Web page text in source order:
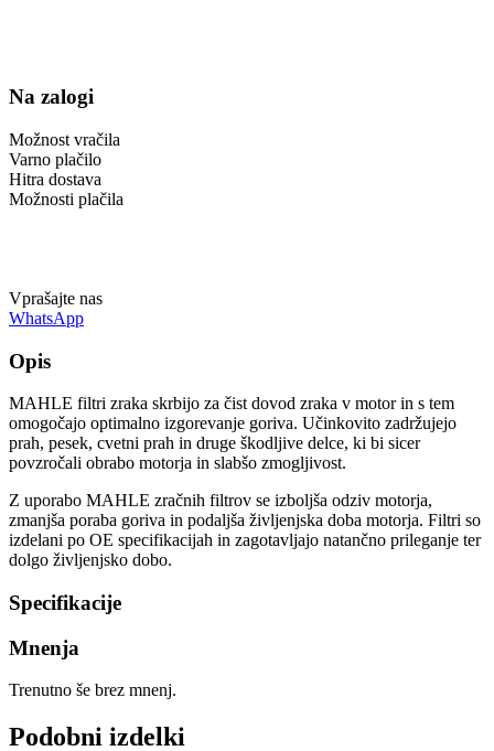
Na zalogi
Možnost vračila
Varno plačilo
Hitra dostava
Možnosti plačila
Vprašajte nas
WhatsApp
Opis
MAHLE filtri zraka skrbijo za čist dovod zraka v motor in s tem
omogočajo optimalno izgorevanje goriva. Učinkovito zadržujejo
prah, pesek, cvetni prah in druge škodljive delce, ki bi sicer
povzročali obrabo motorja in slabšo zmogljivost.
Z uporabo MAHLE zračnih filtrov se izboljša odziv motorja,
zmanjša poraba goriva in podaljša življenjska doba motorja. Filtri so
izdelani po OE specifikacijah in zagotavljajo natančno prileganje ter
dolgo življenjsko dobo.
Specifikacije
Mnenja
Trenutno še brez mnenj.
Podobni izdelki